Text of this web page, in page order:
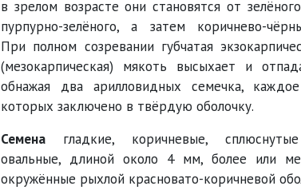
в зрелом возрасте они становятся от
пурпурно-зелёного, а затем коричнево-
При полном созревании губчатая
(мезокарпическая) мякоть высыхает и
обнажая два арилловидных семечка,
которых заключено в твёрдую оболочку.
Семена гладкие, коричневые,
овальные, длиной около 4 мм, более или
окружённые рыхлой красновато-коричневой